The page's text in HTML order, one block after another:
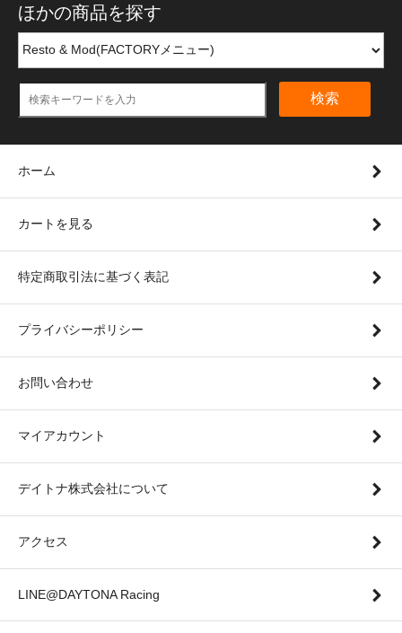
ほかの商品を探す
検索
ホーム
カートを見る
特定商取引法に基づく表記
プライバシーポリシー
お問い合わせ
マイアカウント
デイトナ株式会社について
アクセス
LINE@DAYTONA Racing